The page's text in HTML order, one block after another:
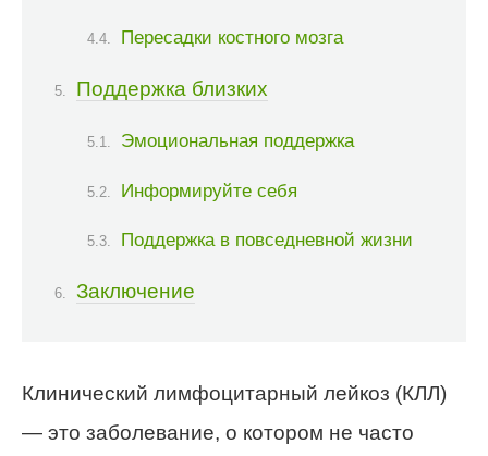
Пересадки костного мозга
Поддержка близких
Эмоциональная поддержка
Информируйте себя
Поддержка в повседневной жизни
Заключение
Клинический лимфоцитарный лейкоз (КЛЛ)
— это заболевание, о котором не часто